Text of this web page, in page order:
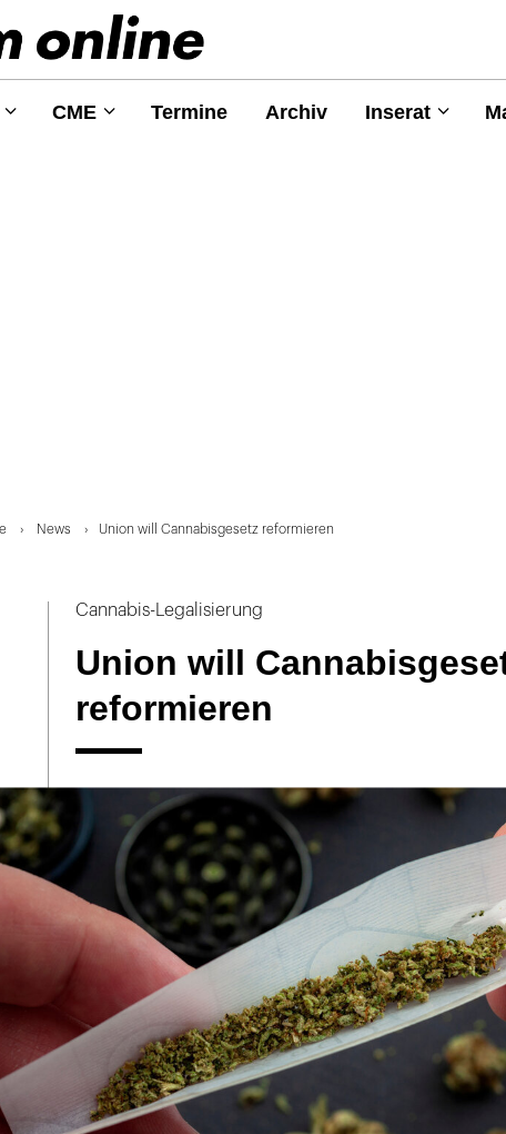
CME Termine Archiv Inserat
News Union will Cannabisgesetz reformieren
Cannabis-Legalisierung
Union will
reformieren